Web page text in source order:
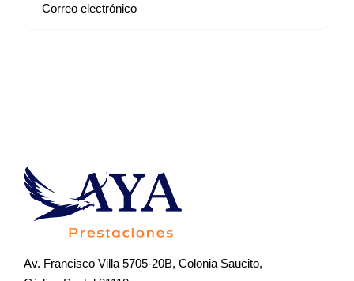
Av. Francisco Villa 5705-20B, Colonia Saucito,